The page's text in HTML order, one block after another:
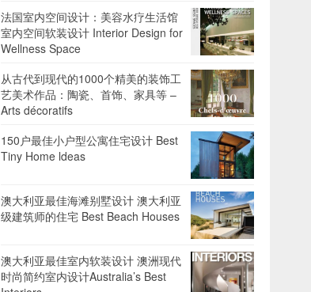
法国室内空间设计：美容水疗生活馆
室内空间软装设计 Interior Design for
Wellness Space
从古代到现代的1000个精美的装饰工
艺美术作品：陶瓷、首饰、家具等 –
Arts décoratifs
150户最佳小户型公寓住宅设计 Best
Tiny Home ldeas
澳大利亚最佳海滩别墅设计 澳大利亚
级建筑师的住宅 Best Beach Houses
澳大利亚最佳室内软装设计 澳洲现代
时尚简约室内设计Australia’s Best